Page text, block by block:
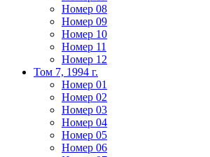
Номер 08
Номер 09
Номер 10
Номер 11
Номер 12
Том 7, 1994 г.
Номер 01
Номер 02
Номер 03
Номер 04
Номер 05
Номер 06